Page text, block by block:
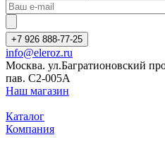
+7 926 888-77-25
info@eleroz.ru
Москва. ул.Багратионовский
пав. C2-005A
Наш магазин
Каталог
Компания